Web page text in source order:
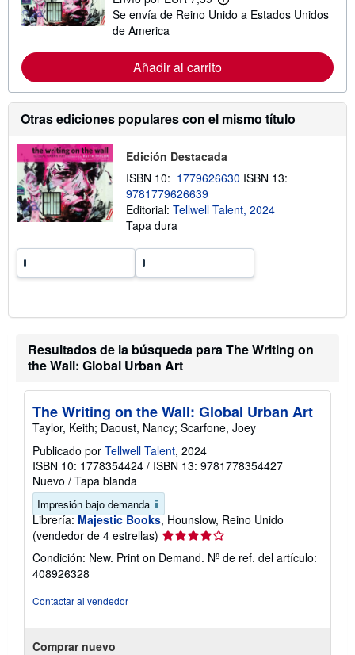
M
á
n
c
n
o
r
e
a
d
í
o
Se envía de Reino Unido a Estados Unidos
de America
Añadir al carrito
Otras ediciones populares con el mismo título
Edición Destacada
ISBN 10: 1779626630 ISBN 13:
9781779626639
Editorial: Tellwell Talent, 2024
Tapa dura
Resultados de la búsqueda para The Writing on
the Wall: Global Urban Art
The Writing on the Wall: Global Urban Art
Taylor, Keith; Daoust, Nancy; Scarfone, Joey
Publicado por Tellwell Talent, 2024
ISBN 10: 1778354424 / ISBN 13: 9781778354427
Nuevo / Tapa blanda
Impresión bajo demanda
Librería: Majestic Books, Hounslow, Reino Unido
(vendedor de 4 estrellas) Calificación
del
vendedor:
Condición: New. Print on Demand. Nº de ref. del artículo:
408926328
Contactar al vendedor
Comprar nuevo